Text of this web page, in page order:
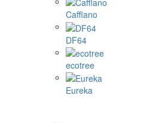
Cafflano
DF64
ecotree
Eureka